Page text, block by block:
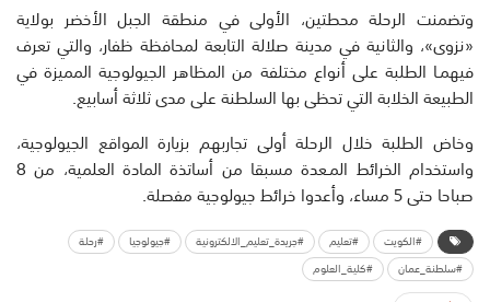
وتضمنت الرحلة محطتين، الأولى في منطقة الجبل الأخضر بولاية
«نزوى»، والثانية في مدينة صلالة التابعة لمحافظة ظفار، والتي تعرف
فيهمـا الطلبة على أنواع مختلفة من المظاهر الجيولوجية المميزة في
الطبيعة الخلابة التي تحظى بها السلطنة على مدى ثلاثة أسابيع.
وخاض الطلبة خلال الرحلة أولى تجاربهم بزيارة المواقع الجيولوجية،
واستخدام الخرائط المـعدة مسبقا من أساتذة المادة العلمية، من 8
صباحا حتى 5 مساء، وأعدوا خرائط جيولوجية مفصلة.
#الكويت #تعليم #جريدة_تعليم_الالكترونية #جيولوجيا
#رحلة
#سلطنة_عمان
#كلية_العلوم